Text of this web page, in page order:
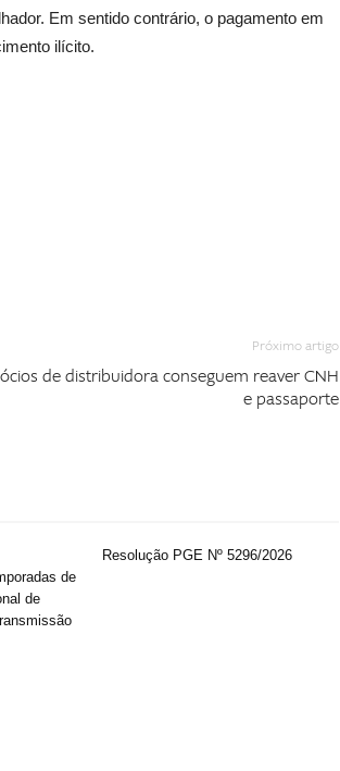
Em sentido contrário, o pagamento em
ilícito.
Próximo artigo
de distribuidora conseguem reaver CNH
e passaporte
de
de
Resolução PGE Nº 5296/2026